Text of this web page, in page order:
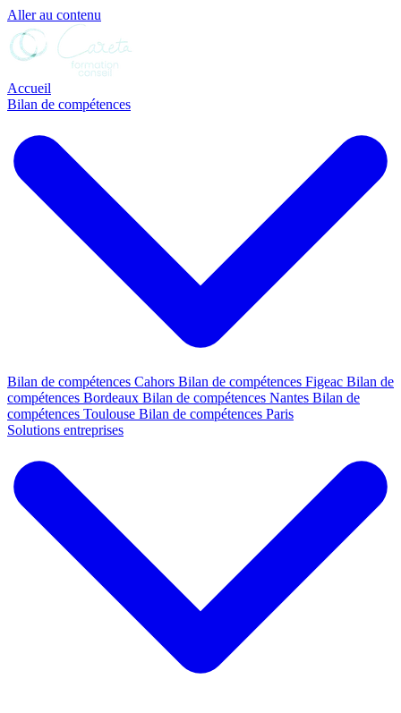
Aller au contenu
Accueil
Bilan de compétences
Bilan de compétences Cahors Bilan de compétences Figeac Bilan de
compétences Bordeaux Bilan de compétences Nantes Bilan de
compétences Toulouse Bilan de compétences Paris
Solutions entreprises